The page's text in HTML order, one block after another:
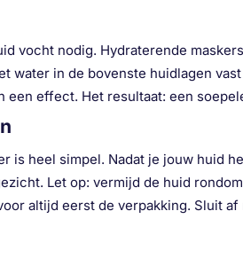
vocht nodig. Hydraterende
water in de bovenste huidlagen
een effect. Het resultaat: een
is heel simpel. Nadat je jouw huid
Let op: vermijd de huid
altijd eerst de verpakking. Sluit